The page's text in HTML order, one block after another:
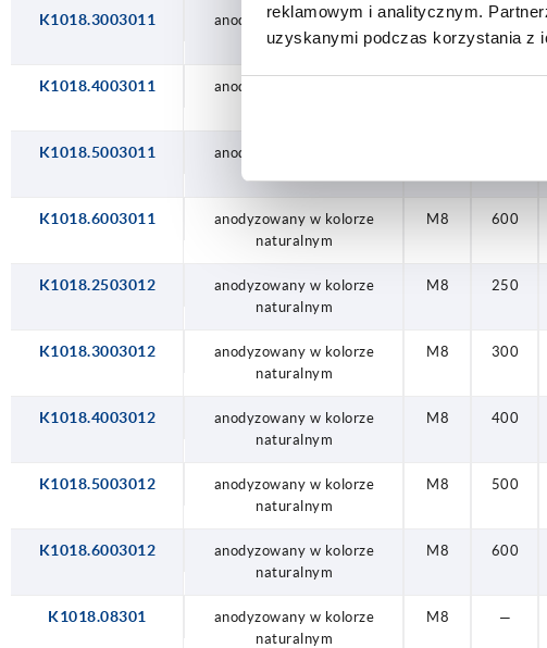
reklamowym i analitycznym.
uzyskanymi podczas korzystania z
K1018.3003011
anodyzowany w kolorze
naturalnym
M8 300
K1018.4003011
anodyzowany w kolorze
K1018.5003011
anodyzowany w kolorze
K1018.6003011
anodyzowany w kolorze
naturalnym
M8 600
K1018.2503012
anodyzowany w kolorze
naturalnym
M8 250
K1018.3003012
anodyzowany w kolorze
naturalnym
M8 300
K1018.4003012
anodyzowany w kolorze
naturalnym
M8 400
K1018.5003012
anodyzowany w kolorze
naturalnym
M8 500
K1018.6003012
anodyzowany w kolorze
naturalnym
M8 600
K1018.08301
anodyzowany w kolorze
naturalnym
M8 —